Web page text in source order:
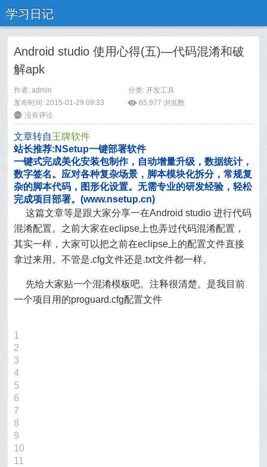
学习日记
Android studio 使用心得(五)—代码混淆和破
解apk
作者: admin 分类: 开发工具
发布时间: 2015-01-29 09:33
ė 65,977 浏览数
6 没有评论
文章转自王牌软件
站长推荐:NSetup一键部署软件
一键式完成美化安装包制作，自动增量升级，数据统计，
数字签名。应对各种复杂场景，脚本模块化拆分，常规复
杂的脚本代码，图形化设置。无需专业的研发经验，轻松
完成项目部署。(www.nsetup.cn)
这篇文章等是跟大家分享一在Android studio 进行代码
混淆配置。之前大家在eclipse上也弄过代码混淆配置，
其实一样，大家可以把之前在eclipse上的配置文件直接
拿过来用。不管是.cfg文件还是.txt文件都一样。
先给大家贴一个混淆模板吧。注释很清楚。是我目前
一个项目用的proguard.cfg配置文件
1
2
3
4
5
6
7
8
9
10
11